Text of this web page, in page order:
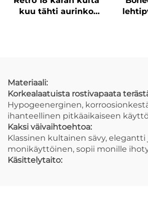
kuu tähti aurinko
Materiaali:
Korkealaatuista rostivapaata
Hypogeenerginen,
ihanteellinen pitkäaikaiseen
Kaksi väivaihtoehtoa:
Klassinen kultainen sävy, elegantti
monikäyttöinen, sopii monille
Käsittelytaito: